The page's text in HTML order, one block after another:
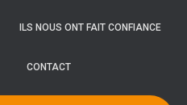
ILS NOUS ONT FAIT CONFIANCE
CONTACT